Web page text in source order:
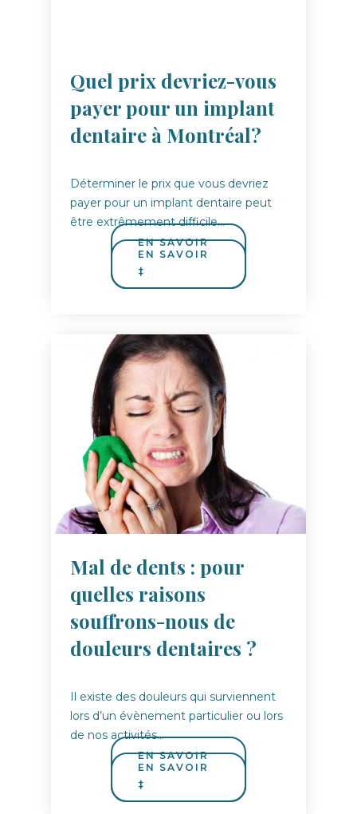
Quel prix devriez-vous
payer pour un implant
dentaire à Montréal?
Déterminer le prix que vous devriez
payer pour un implant dentaire peut
être extrêmement difficile…
Mal de dents : pour
quelles raisons
souffrons-nous de
douleurs dentaires ?
Il existe des douleurs qui surviennent
lors d’un évènement particulier ou lors
de nos activités…